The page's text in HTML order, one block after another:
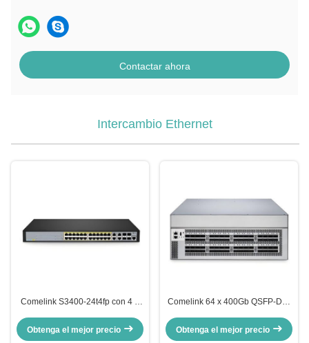
Contactar ahora
Intercambio Ethernet
Comelink S3400-24t4fp con 4 X
Poe+ de 8 puertos
Obtenga el mejor precio
Comelink 64 x 400Gb QSFP-DD,
centro de datos L3 Ethernet de 64
puertos
Obtenga el mejor precio